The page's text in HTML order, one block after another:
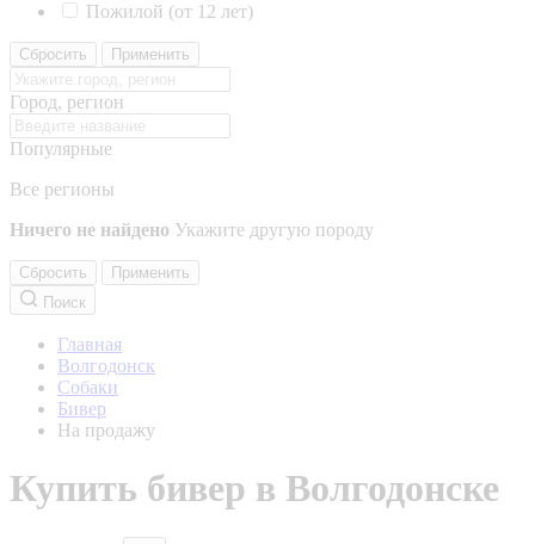
Пожилой (от 12 лет)
Сбросить Применить
Город, регион
Популярные
Все регионы
Ничего не найдено Укажите другую породу
Сбросить
Применить
Поиск
Главная
Волгодонск
Собаки
Бивер
На продажу
Купить бивер в Волгодонске